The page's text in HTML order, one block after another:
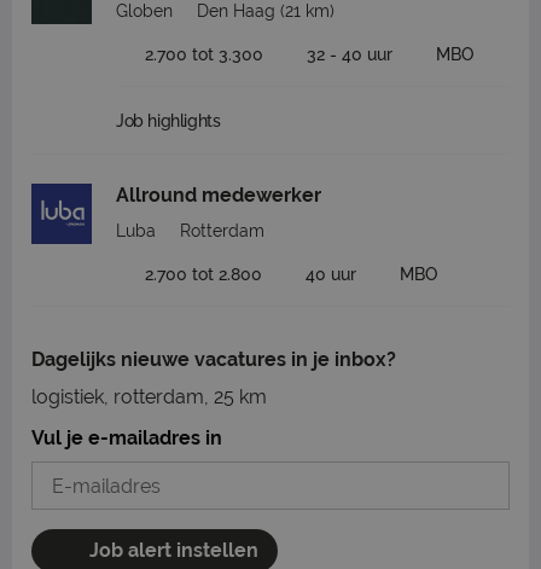
Globen Den Haag (21 km)
2.700 tot 3.300 32 - 40 uur MBO
Job highlights
Allround medewerker
Luba Rotterdam
2.700 tot 2.800 40 uur MBO
Dagelijks nieuwe vacatures in je inbox?
logistiek, rotterdam, 25 km
Vul je e-mailadres in
Job alert instellen